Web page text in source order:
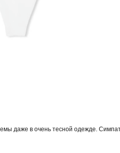
даже в очень тесной одежде.